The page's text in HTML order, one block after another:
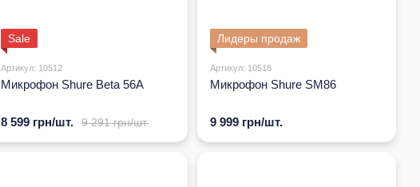
Sale
Артикул: 10512
Микрофон Shure Beta 56A
9 291 грн/шт.
8 599 грн/шт.
Лидеры продаж
Артикул: 10518
Микрофон Shure SM86
9 999 грн/шт.